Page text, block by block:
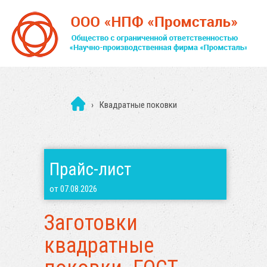
› Квадратные поковки
Прайс-лист
от 07.08.2026
Заготовки
квадратные